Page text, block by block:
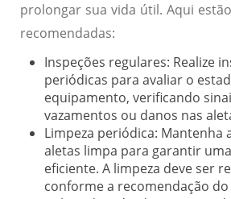
prolongar sua vida útil. Aqui
recomendadas:
Inspeções regulares: Realize
periódicas para avaliar o
equipamento, verificando
vazamentos ou danos nas
Limpeza periódica: Mantenha
aletas limpa para garantir
eficiente. A limpeza deve ser
conforme a recomendação